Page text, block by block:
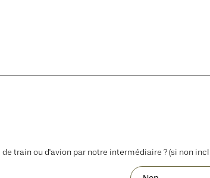
train ou d'avion par notre intermédiaire ? (si non